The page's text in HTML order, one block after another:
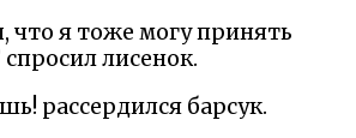
что я тоже могу принять
лисенок.
рассердился барсук.